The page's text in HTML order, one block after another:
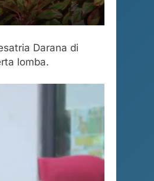
Darana di
lomba.